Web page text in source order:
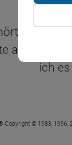
und es
an will ich
ich
Copyright © 1983, 1996,